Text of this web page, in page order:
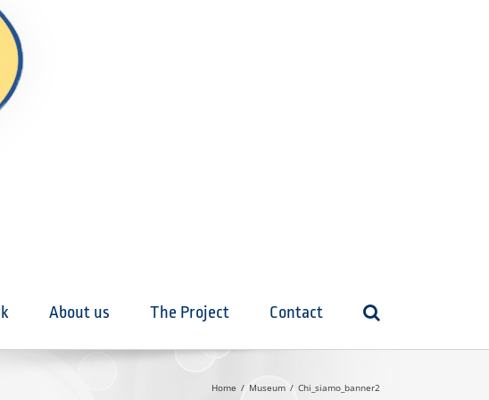
About us The Project Contact
Home Museum Chi_siamo_banner2